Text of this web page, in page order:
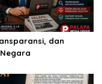
dan